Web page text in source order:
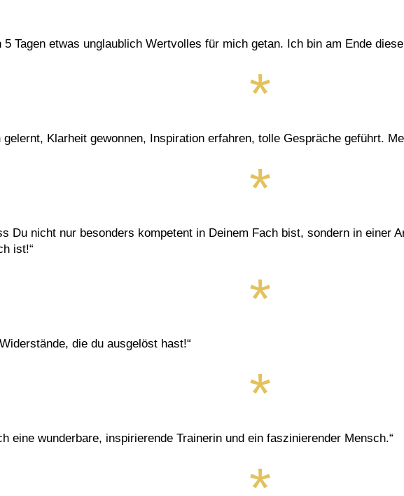
5 Tagen etwas unglaublich Wertvolles für mich getan. Ich bin am Ende
gelernt, Klarheit gewonnen, Inspiration erfahren, tolle Gespräche geführt.
Du nicht nur besonders kompetent in Deinem Fach bist, sondern in einer
ist!“
die du ausgelöst hast!“
eine wunderbare, inspirierende Trainerin und ein faszinierender Mensch.“